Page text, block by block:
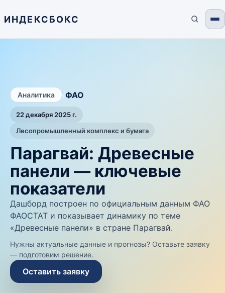
ИНДЕКСБОКС
Аналитика ФАО
22 декабря 2025 г.
Лесопромышленный комплекс и бумага
Парагвай: Древесные
панели — ключевые
показатели
Дашборд построен по официальным данным ФАО
ФАОСТАТ и показывает динамику по теме
«Древесные панели» в стране Парагвай.
Нужны актуальные данные и прогнозы? Оставьте заявку
— подготовим решение.
Оставить заявку